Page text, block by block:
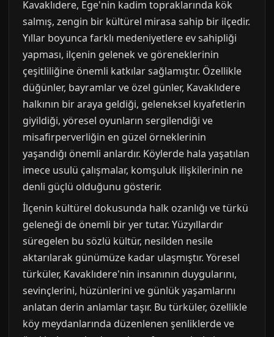
Kavaklıdere, Ege'nin kadim topraklarında kök
salmış, zengin bir kültürel mirasa sahip bir ilçedir.
Yıllar boyunca farklı medeniyetlere ev sahipliği
yapması, ilçenin gelenek ve göreneklerinin
çeşitliliğine önemli katkılar sağlamıştır. Özellikle
düğünler, bayramlar ve özel günler, Kavaklıdere
halkının bir araya geldiği, geleneksel kıyafetlerin
giyildiği, yöresel oyunların sergilendiği ve
misafirperverliğin en güzel örneklerinin
yaşandığı önemli anlardır. Köylerde hala yaşatılan
imece usulü çalışmalar, komşuluk ilişkilerinin ne
denli güçlü olduğunu gösterir.
İlçenin kültürel dokusunda halk ozanlığı ve türkü
geleneği de önemli bir yer tutar. Yüzyıllardır
süregelen bu sözlü kültür, nesilden nesile
aktarılarak günümüze kadar ulaşmıştır. Yöresel
türküler, Kavaklıdere'nin insanının duygularını,
sevinçlerini, hüzünlerini ve günlük yaşamlarını
anlatan derin anlamlar taşır. Bu türküler, özellikle
köy meydanlarında düzenlenen şenliklerde ve